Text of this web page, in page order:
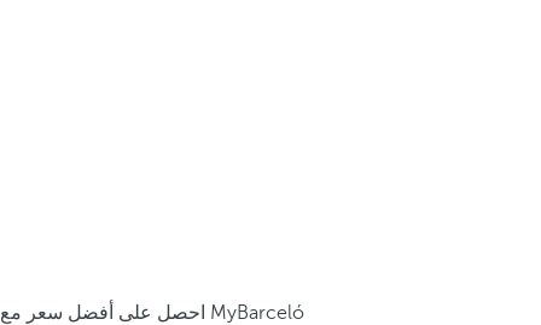
احصل على أفضل سعر مع MyBarceló